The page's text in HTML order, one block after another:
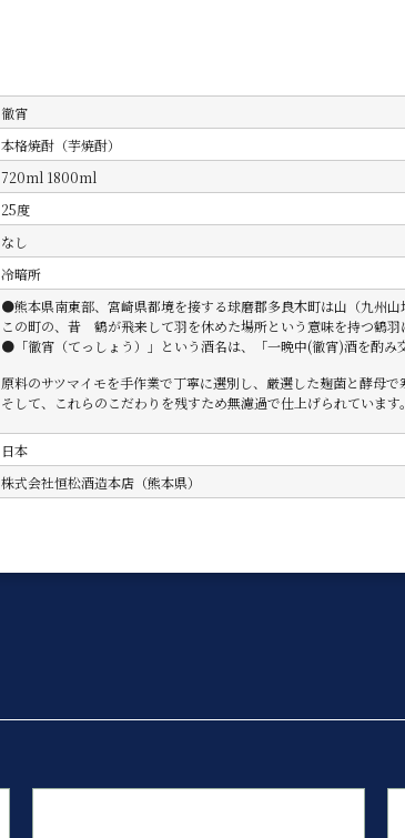
徹宵
本格焼酎（芋焼酎）
720ml 1800ml
25度
なし
冷暗所
●熊本県南東部、宮崎県都境を接する球磨郡多良木町は山（九州山
この町の、昔 鶴が飛来して羽を休めた場所という意味を持つ鶴
●「徹宵（てっしょう）」という酒名は、「一晩中(徹宵)酒を酌み
原料のサツマイモを手作業で丁寧に選別し、厳選した麹菌と酵母
そして、これらのこだわりを残すため無濾過で仕上げられています。
日本
株式会社恒松酒造本店（熊本県）